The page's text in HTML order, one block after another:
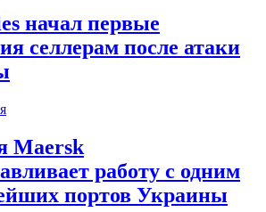
начал первые
селлерам после атаки
Maersk
работу с одним
портов Украины